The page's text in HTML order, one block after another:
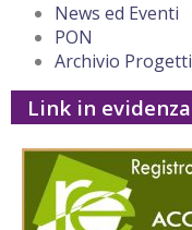
News ed Eventi
PON
Archivio Progetti
Link in evidenza